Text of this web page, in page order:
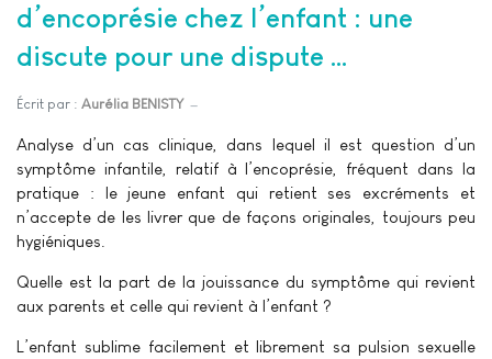
d’encoprésie chez l’enfant : une
discute pour une dispute …
Écrit par : Aurélia BENISTY
Analyse d’un cas clinique, dans lequel il est question d’un
symptôme infantile, relatif à l’encoprésie, fréquent dans la
pratique : le jeune enfant qui retient ses excréments et
n’accepte de les livrer que de façons originales, toujours peu
hygiéniques.
Quelle est la part de la jouissance du symptôme qui revient
aux parents et celle qui revient à l’enfant ?
L’enfant sublime facilement et librement sa pulsion sexuelle